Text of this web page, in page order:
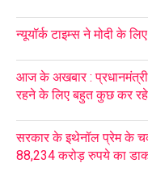
न्यूयॉर्क टाइम्स ने मोदी के
आज के अखबार : प्रधानमंत्री
रहने के लिए बहुत कुछ कर
सरकार के इथेनॉल प्रेम के
88,234 करोड़ रुपये का